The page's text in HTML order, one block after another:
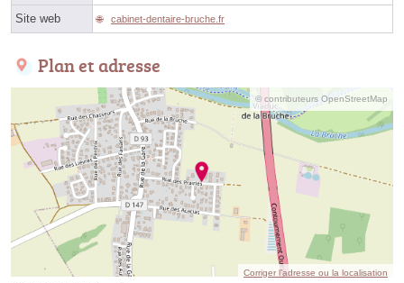
Site web cabinet-dentaire-bruche.fr
Plan et adresse
© contributeurs OpenStreetMap
Corriger l’adresse ou la localisation